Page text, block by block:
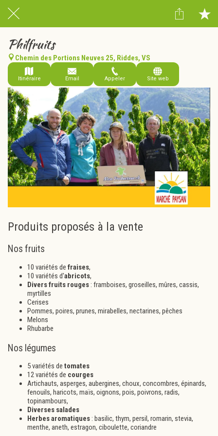
Philfruits
Chemin des Portions Neuves 25, Riddes, VS
Itinéraire Email Appeler Site web
Produits proposés à la vente
Nos fruits
10 variétés de fraises,
10 variétés d'abricots,
Divers fruits rouges : framboises, groseilles, mûres, cassis,
myrtilles
Cerises
Pommes, poires, prunes, mirabelles, nectarines, pêches
Melons
Rhubarbe
Nos légumes
5 variétés de tomates
12 variétés de courges
Artichauts, asperges, aubergines, choux, concombres, épinards,
fenouils, haricots, maïs, oignons, pois, poivrons, radis,
topinambours,
Diverses salades
Herbes aromatiques : basilic, thym, persil, romarin, stevia,
menthe, aneth, estragon, ciboulette, coriandre